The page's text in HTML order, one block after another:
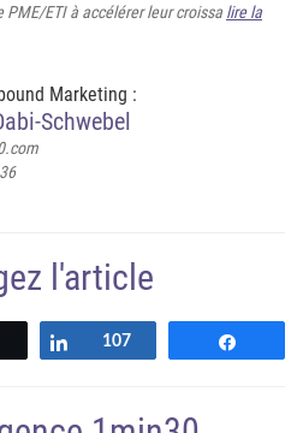
PME/ETI à accélérer leur croissa lire la
Marketing :
Schwebel
l'article
Tweetez Partagez
107